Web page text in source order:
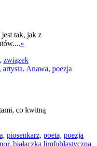
tak, jak z
»
związek
co kwitną
piosenkarz, poeta, poezja